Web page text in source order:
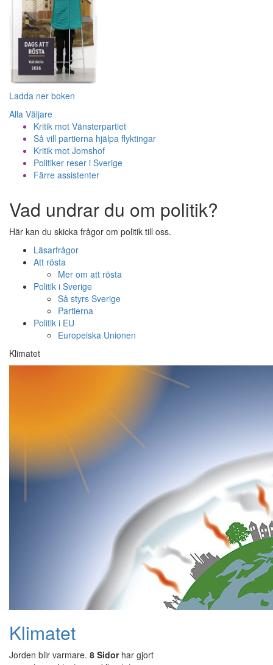
Ladda ner boken
Alla Väljare
Kritik mot Vänsterpartiet
Så vill partierna hjälpa flyktingar
Kritik mot Jomshof
Politiker reser i Sverige
Färre assistenter
Vad undrar du om politik?
Här kan du skicka frågor om politik till oss.
Läsarfrågor
Att rösta
Mer om att rösta
Politik i Sverige
Så styrs Sverige
Partierna
Politik i EU
Europeiska Unionen
Klimatet
Klimatet
Jorden blir varmare. 8 Sidorhar gjort